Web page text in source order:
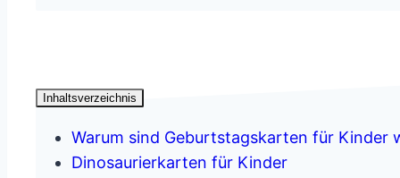
Inhaltsverzeichnis
Warum sind Geburtstagskarten für Kinder
Dinosaurierkarten für Kinder